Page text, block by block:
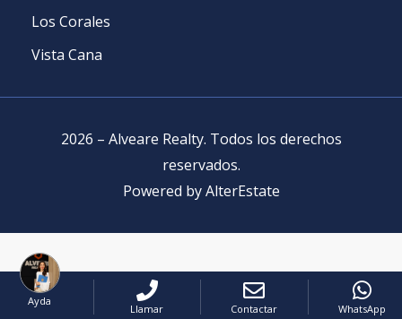
Ayda
Llamar Contactar WhatsApp
Los Corales
Vista Cana
2026 – Alveare Realty. Todos los derechos
reservados.
Powered by AlterEstate